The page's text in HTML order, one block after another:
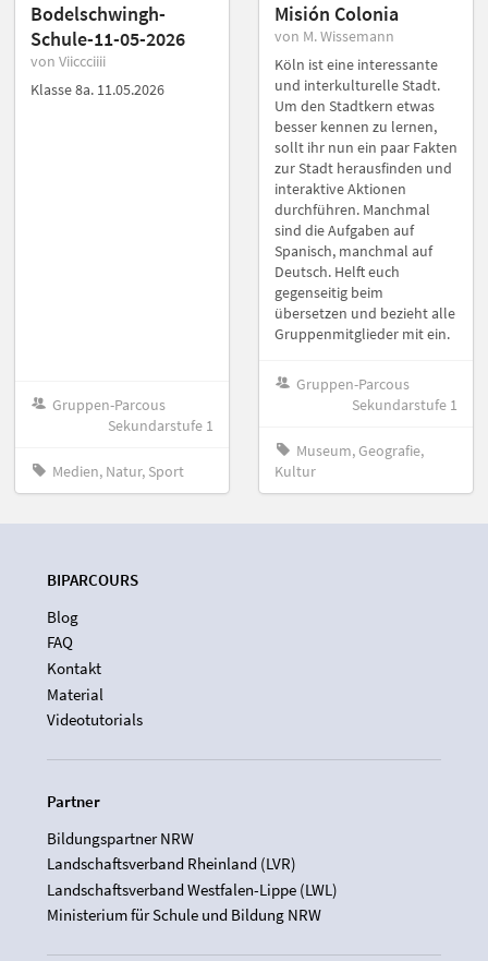
Bodelschwingh-
Schule-11-05-2026
von Viiccciiii
Klasse 8a. 11.05.2026
Gruppen-Parcous
Sekundarstufe 1
Medien, Natur, Sport
Misión Colonia
von M. Wissemann
Köln ist eine interessante
und interkulturelle Stadt.
Um den Stadtkern etwas
besser kennen zu lernen,
sollt ihr nun ein paar Fakten
zur Stadt herausfinden und
interaktive Aktionen
durchführen. Manchmal
sind die Aufgaben auf
Spanisch, manchmal auf
Deutsch. Helft euch
gegenseitig beim
übersetzen und bezieht alle
Gruppenmitglieder mit ein.
Gruppen-Parcous
Sekundarstufe 1
Museum, Geografie,
Kultur
BIPARCOURS
Blog
FAQ
Kontakt
Material
Videotutorials
Partner
Bildungspartner NRW
Landschaftsverband Rheinland (LVR)
Landschaftsverband Westfalen-Lippe (LWL)
Ministerium für Schule und Bildung NRW